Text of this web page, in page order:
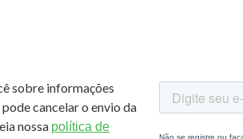
sobre informações
cancelar o envio da
nossa política de